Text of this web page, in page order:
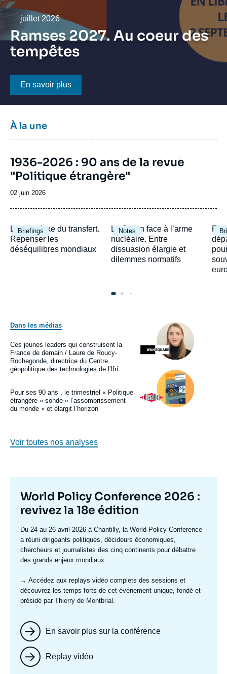
Nous soutenir
Date
juillet 2026
Ramses 2027. Au coeur des
tempêtes
Bouton CTA
En savoir plus
Titre
bloc
la
une
À la une
Image
de
couverture
la
1936-2026 : 90 ans de la revue
"Politique étrangère"
Date
02 juin 2026
Briefings
Image
principale
Le paradoxe du transfert.
Repenser les
déséquilibres mondiaux
Notes
Image
principale
Le Japon face à l’arme
nucléaire. Entre
dissuasion élargie et
dilemmes normatifs
Dans les médias
Logo
Image
principale
médiatique
Ces jeunes leaders qui construisent la
France de demain / Laure de Roucy-
Rochegonde, directrice du Centre
géopolitique des technologies de l'Ifri
Logo
Image
principale
médiatique
Pour ses 90 ans , le trimestriel « Politique
étrangère » sonde « l’assombrissement
du monde » et élargit l’horizon
Voir toutes nos analyses
Titre
mis
en
avant
World Policy Conference 2026 :
revivez la 18e édition
Texte
accroche
Du 24 au 26 avril 2026 à Chantilly, la World Policy Conference
a réuni dirigeants politiques, décideurs économiques,
chercheurs et journalistes des cinq continents pour débattre
des grands enjeux mondiaux.
→ Accédez aux replays vidéo complets des sessions et
découvrez les temps forts de cet événement unique, fondé et
présidé par Thierry de Montbrial.
En savoir plus sur la conférence
Replay vidéo